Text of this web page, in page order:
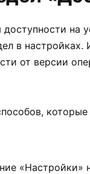
на
в настройках.
от версии
«Настройки»